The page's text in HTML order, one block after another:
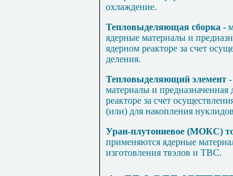
охлаждение.
Тепловыделяющая сборка -
ядерные материалы и
ядерном реакторе за счет
деления.
Тепловыделяющий элемент
материалы и
реакторе за счет
(или) для накопления
Уран-плутониевое (МОКС)
применяются ядерные
изготовления твэлов и ТВС.